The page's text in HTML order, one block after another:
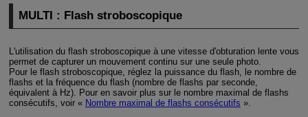
MULTI : Flash stroboscopique
L'utilisation du flash stroboscopique à une vitesse d'obturation lente vous
permet de capturer un mouvement continu sur une seule photo.
Pour le flash stroboscopique, réglez la puissance du flash, le nombre de
flashs et la fréquence du flash (nombre de flashs par seconde,
équivalent à Hz). Pour en savoir plus sur le nombre maximal de flashs
consécutifs, voir « Nombre maximal de flashs consécutifs ».